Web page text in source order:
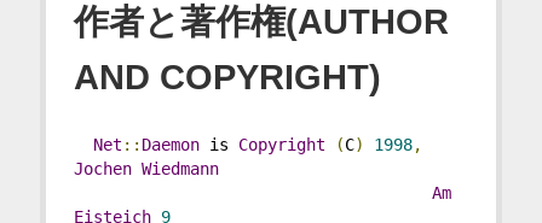
作者と著作権(AUTHOR
AND COPYRIGHT)
Net :: Daemon is Copyright (C) 1998,
Jochen Wiedmann
Am
Eisteich 9